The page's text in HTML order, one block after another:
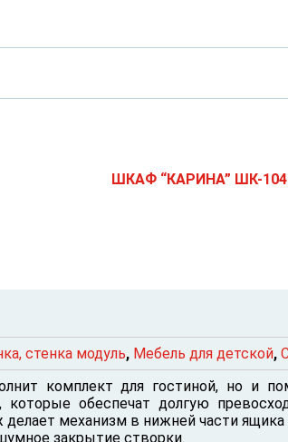
ШКАФ “КАРИНА” ШК-
стенка модуль, Мебель для детской,
комплект для гостиной, но и
обеспечат долгую
механизм в нижней части ящика
закрытие створки.